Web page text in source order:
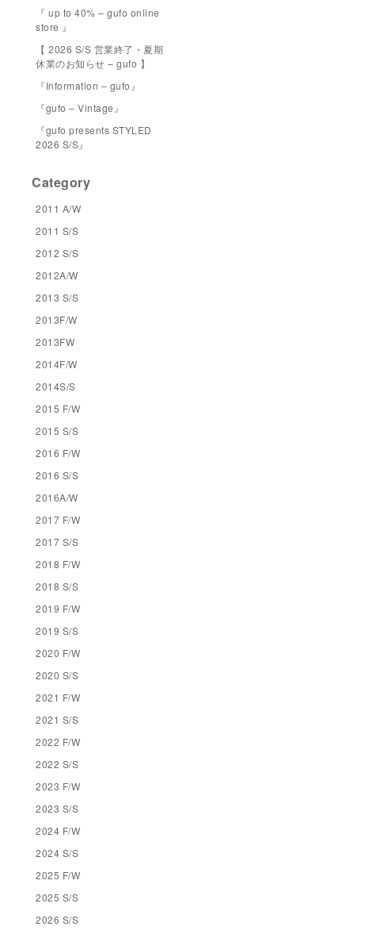
『 up to 40% – gufo online
store 』
【 2026 S/S 営業終了・夏期
休業のお知らせ – gufo 】
『Information – gufo』
『gufo – Vintage』
『gufo presents STYLED
2026 S/S』
Category
2011 A/W
2011 S/S
2012 S/S
2012A/W
2013 S/S
2013F/W
2013FW
2014F/W
2014S/S
2015 F/W
2015 S/S
2016 F/W
2016 S/S
2016A/W
2017 F/W
2017 S/S
2018 F/W
2018 S/S
2019 F/W
2019 S/S
2020 F/W
2020 S/S
2021 F/W
2021 S/S
2022 F/W
2022 S/S
2023 F/W
2023 S/S
2024 F/W
2024 S/S
2025 F/W
2025 S/S
2026 S/S